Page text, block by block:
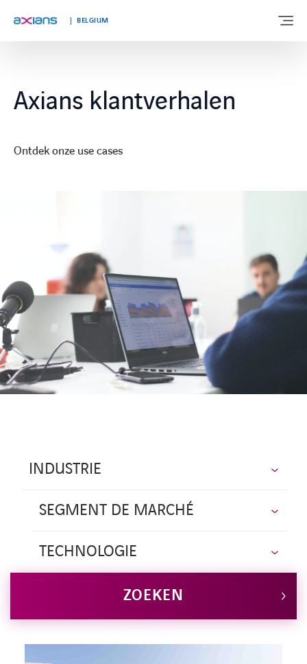
BELGIUM
OVER ONS
NIEUWS & INSIGHTS
WERKEN BIJ AXIANS
CONTACT
Axians klantverhalen
Ontdek onze use cases
INDUSTRIE
SEGMENT DE MARCHÉ
TECHNOLOGIE
ZOEKEN